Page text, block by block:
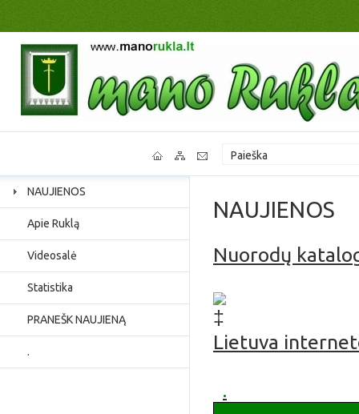
NAUJIENOS
Apie Ruklą
Videosalė
Statistika
PRANEŠK NAUJIENĄ
.
NAUJIENOS
Nuorodų
Lietuva
.